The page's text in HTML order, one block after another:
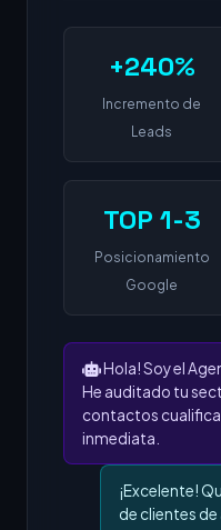
+240%
Incremento de
Leads
TOP 1-3
Posicionamiento
Google
Hola! Soy el
He auditado tu
contactos
inmediata.
¡Excelente!
de clientes de